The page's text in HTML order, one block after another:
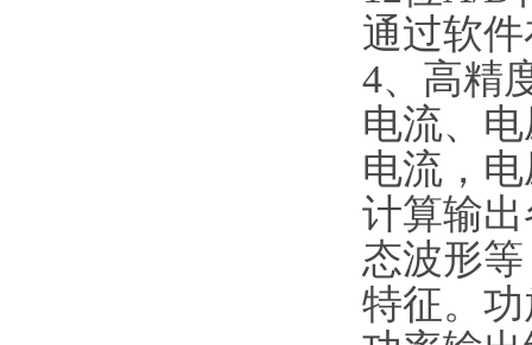
通过软
4、高精
电流、
电流，
计算输
态波形
特征。